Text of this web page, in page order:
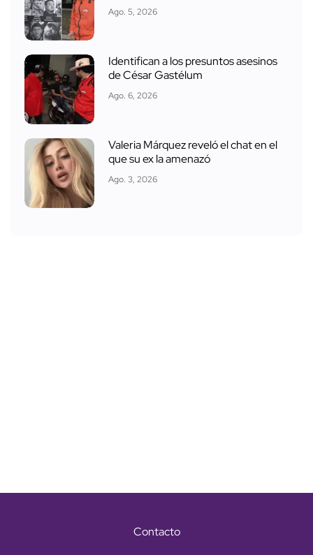
Ago. 5, 2026
Identifican a los presuntos asesinos
de César Gastélum
Ago. 6, 2026
Valeria Márquez reveló el chat en el
que su ex la amenazó
Ago. 3, 2026
Contacto